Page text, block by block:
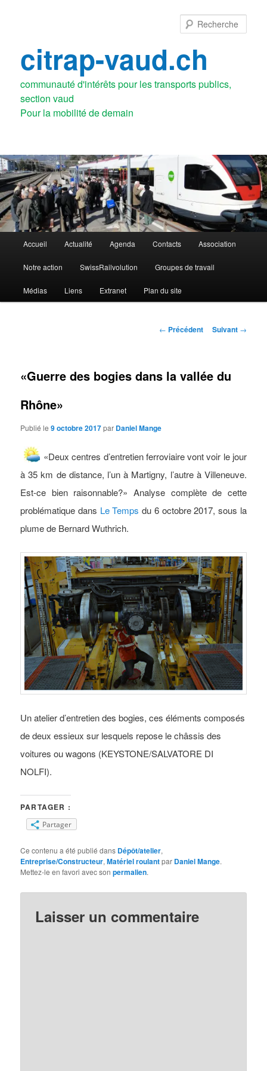
citrap-vaud.ch
communauté d'intérêts pour les transports publics,
section vaud
principal
Accueil Actualité Agenda Contacts Association
Notre action SwissRailvolution Groupes de travail
Médias Liens Extranet Plan du site
Navigation
← Précédent Suivant →
«Guerre des bogies dans la vallée du
Rhône»
Publié le9 octobre 2017par Daniel Mange
«Deux centres d’entretien ferroviaire vont voir le jour
à 35 km de distance, l’un à Martigny, l’autre à Villeneuve.
Est-ce bien raisonnable?» Analyse complète de cette
problématique dans Le Temps du 6 octobre 2017, sous la
plume de Bernard Wuthrich.
Un atelier d’entretien des bogies, ces éléments composés
de deux essieux sur lesquels repose le châssis des
voitures ou wagons (KEYSTONE/SALVATORE DI
NOLFI).
PARTAGER :
Partager
Ce contenu a été publié dans Dépôt/atelier,
Entreprise/Constructeur,Matériel roulantpar Daniel Mange.
Mettez-le en favori avec sonpermalien.
Laisser un commentaire